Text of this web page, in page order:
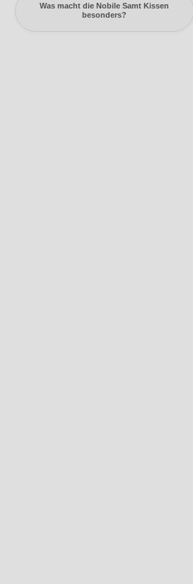
Was macht die Nobile Samt Kissen
besonders?